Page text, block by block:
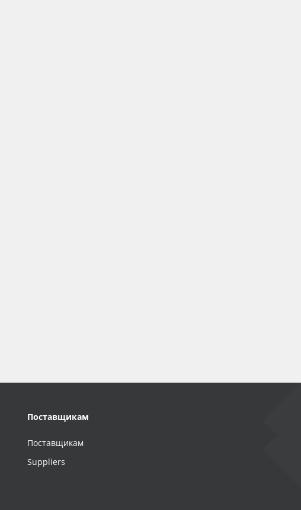
Поставщикам
Поставщикам
Suppliers